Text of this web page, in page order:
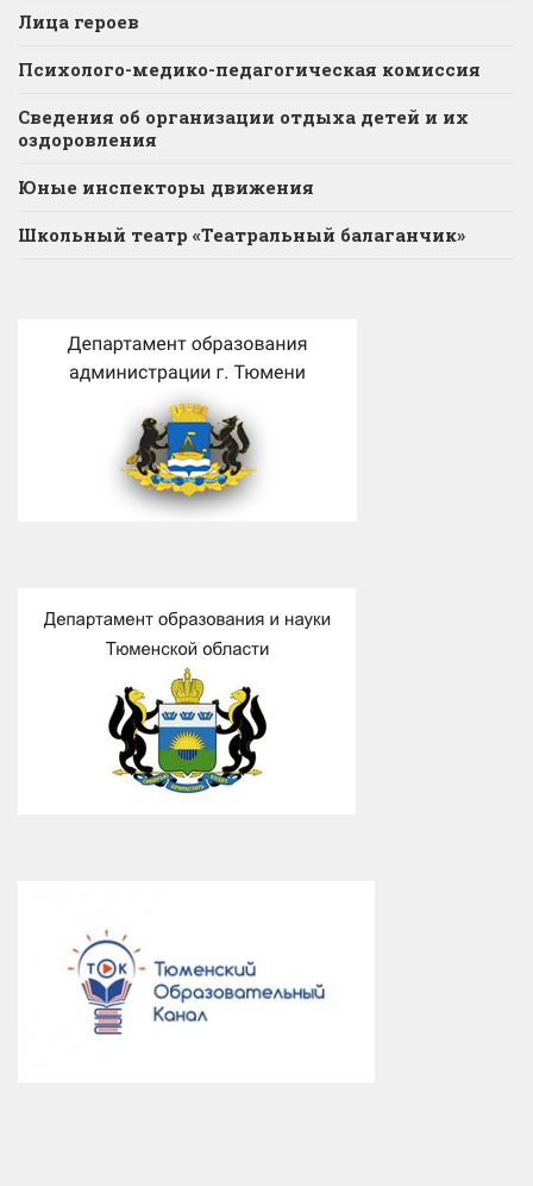
Лица героев
Психолого-медико-педагогическая комиссия
Сведения об организации отдыха детей и их
оздоровления
Юные инспекторы движения
Школьный театр «Театральный балаганчик»